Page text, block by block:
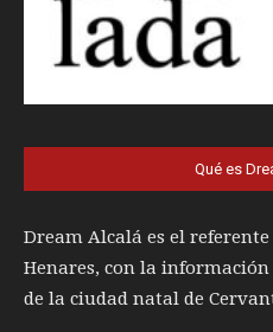
Qué es
Dream Alcalá es el
Henares, con la
de la ciudad natal de